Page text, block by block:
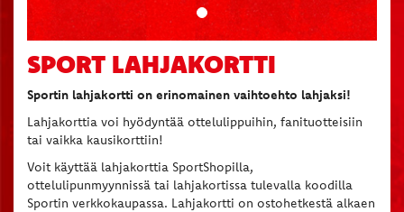
SPORT LAHJAKORTTI
Sportin lahjakortti on erinomainen vaihtoehto lahjaksi!
Lahjakorttia voi hyödyntää ottelulippuihin, fanituotteisiin
tai vaikka kausikorttiin!
Voit käyttää lahjakorttia SportShopilla,
ottelulipunmyynnissä tai lahjakortissa tulevalla koodilla
Sportin verkkokaupassa. Lahjakortti on ostohetkestä alkaen